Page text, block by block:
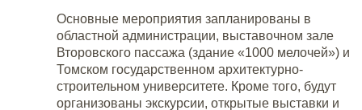
Основные мероприятия запланированы в
областной администрации, выставочном зале
Второвского пассажа (здание «1000 мелочей») и
Томском государственном архитектурно-
строительном университете. Кроме того, будут
организованы экскурсии, открытые выставки и